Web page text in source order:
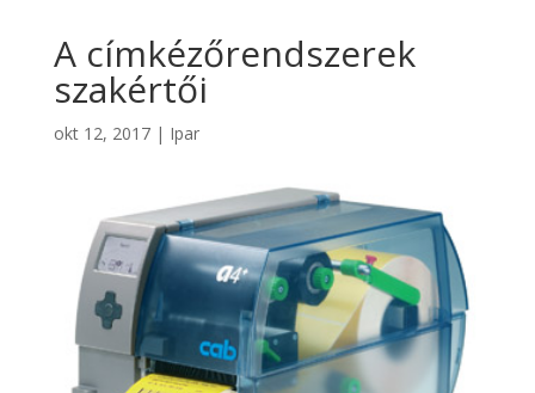
A címkézőrendszerek
szakértői
okt 12, 2017| Ipar